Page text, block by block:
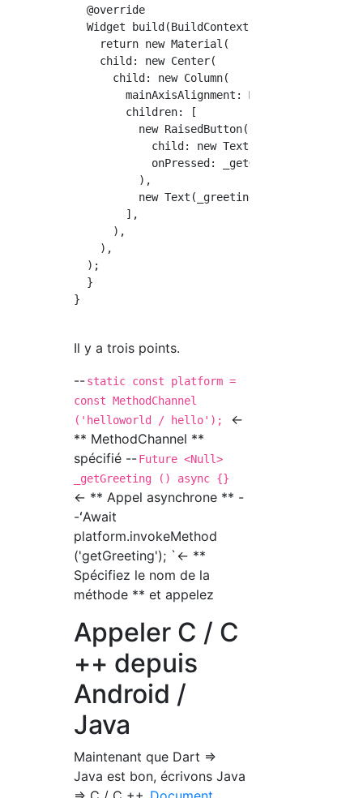
  @override
  Widget build(BuildContext context) {
    return new Material(
    child: new Center(
      child: new Column(
mainAxisAlignment:
        children: [
          new RaisedButton(
            child: new Text('Get Greeting'),
            onPressed: _getGreeting,
          ),
          new Text(_greeting),
        ],
      ),
    ),
  );
  }
}
Il y a trois points.
--static const platform =
const MethodChannel
('helloworld / hello');
←
** MethodChannel **
spécifié --Future <Null>
_getGreeting () async {}
← ** Appel asynchrone ** -
-ʻAwait
platform.invokeMethod
('getGreeting'); `← **
Spécifiez le nom de la
méthode ** et appelez
Appeler C / C
++ depuis
Android /
Java
Maintenant que Dart =>
Java est bon, écrivons Java